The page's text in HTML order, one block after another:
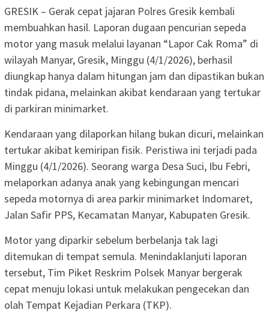
GRESIK – Gerak cepat jajaran Polres Gresik kembali
membuahkan hasil. Laporan dugaan pencurian sepeda
motor yang masuk melalui layanan “Lapor Cak Roma” di
wilayah Manyar, Gresik, Minggu (4/1/2026), berhasil
diungkap hanya dalam hitungan jam dan dipastikan bukan
tindak pidana, melainkan akibat kendaraan yang tertukar
di parkiran minimarket.
Kendaraan yang dilaporkan hilang bukan dicuri, melainkan
tertukar akibat kemiripan fisik. Peristiwa ini terjadi pada
Minggu (4/1/2026). Seorang warga Desa Suci, Ibu Febri,
melaporkan adanya anak yang kebingungan mencari
sepeda motornya di area parkir minimarket Indomaret,
Jalan Safir PPS, Kecamatan Manyar, Kabupaten Gresik.
Motor yang diparkir sebelum berbelanja tak lagi
ditemukan di tempat semula. Menindaklanjuti laporan
tersebut, Tim Piket Reskrim Polsek Manyar bergerak
cepat menuju lokasi untuk melakukan pengecekan dan
olah Tempat Kejadian Perkara (TKP).